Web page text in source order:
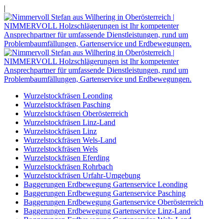
|
Wurzelstockfräsen Leonding
Wurzelstockfräsen Pasching
Wurzelstockfräsen Oberösterreich
Wurzelstockfräsen Linz-Land
Wurzelstockfräsen Linz
Wurzelstockfräsen Wels-Land
Wurzelstockfräsen Wels
Wurzelstockfräsen Eferding
Wurzelstockfräsen Rohrbach
Wurzelstockfräsen Urfahr-Umgebung
Baggerungen Erdbewegung Gartenservice Leonding
Baggerungen Erdbewegung Gartenservice Pasching
Baggerungen Erdbewegung Gartenservice Oberösterreich
Baggerungen Erdbewegung Gartenservice Linz-Land